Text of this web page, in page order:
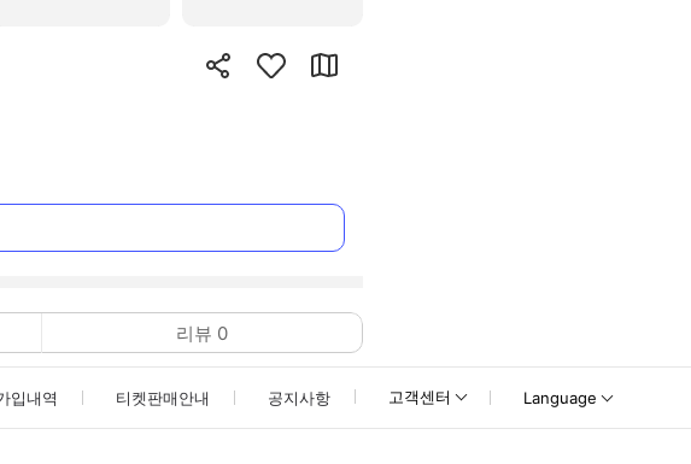
리뷰 0
입내역 티켓판매안내 공지사항 고객센터 Language